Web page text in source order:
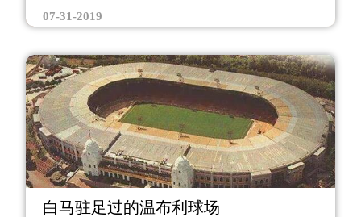
07-31-2019
白马驻足过的温布利球场